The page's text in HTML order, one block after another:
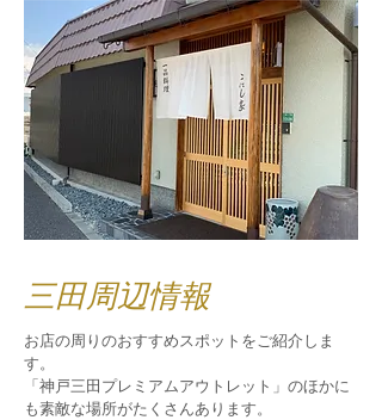
​三田周辺情報
​お店の周りのおすすめスポットをご紹介しま
す。
「神戸三田プレミアムアウトレット」のほかに
も素敵な場所がたくさんあります。